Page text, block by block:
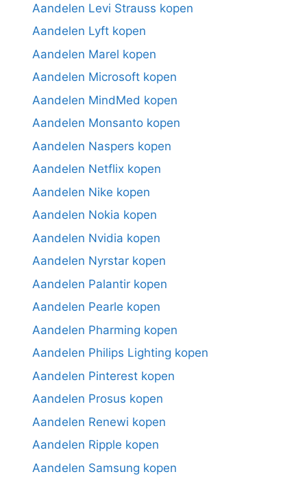
Aandelen Levi Strauss kopen
Aandelen Lyft kopen
Aandelen Marel kopen
Aandelen Microsoft kopen
Aandelen MindMed kopen
Aandelen Monsanto kopen
Aandelen Naspers kopen
Aandelen Netflix kopen
Aandelen Nike kopen
Aandelen Nokia kopen
Aandelen Nvidia kopen
Aandelen Nyrstar kopen
Aandelen Palantir kopen
Aandelen Pearle kopen
Aandelen Pharming kopen
Aandelen Philips Lighting kopen
Aandelen Pinterest kopen
Aandelen Prosus kopen
Aandelen Renewi kopen
Aandelen Ripple kopen
Aandelen Samsung kopen